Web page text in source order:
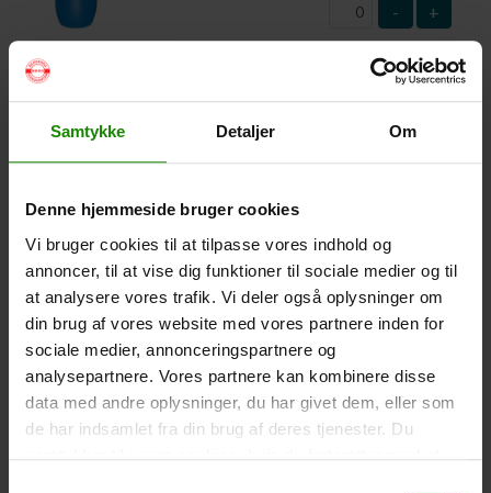
Samtykke Detaljer Om
Denne hjemmeside bruger cookies
Vi bruger cookies til at tilpasse vores indhold og
annoncer, til at vise dig funktioner til sociale medier og til
at analysere vores trafik. Vi deler også oplysninger om
din brug af vores website med vores partnere inden for
sociale medier, annonceringspartnere og
analysepartnere. Vores partnere kan kombinere disse
data med andre oplysninger, du har givet dem, eller som
de har indsamlet fra din brug af deres tjenester. Du
- +
Vandtæt Pakpose Large (+
Volumen: 36 liter – Størrelse: 30x30x61cm. –
Vandtæt Pakpose Small (+75,00kr.)
Volume: 6 liter – Størrelse: 18x18x35cm. – Materiale:
100% Polyester
- +
Vandtæt Smartphone Etui (+60,00 kr.)
Størrelse 22,5×11,5cm. Telefonen kan betjenes når
den er i etuiet. Vandtæt ned til 1 meter.